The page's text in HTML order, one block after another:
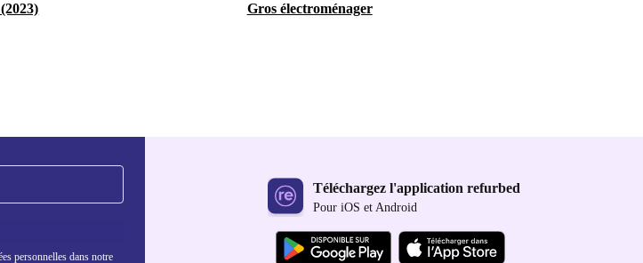
Gros électroménager
personnelles dans notre
Téléchargez l'application refurbed
Pour iOS et Android